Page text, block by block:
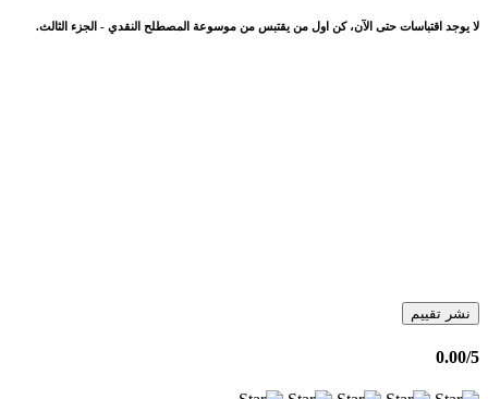
لا يوجد اقتباسات حتى الآن، كن اول من يقتبس من موسوعة المصطلح النقدي - الجزء الثالث.
نشر تقييم
0.00/5